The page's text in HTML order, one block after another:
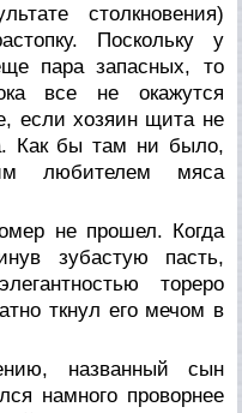
столкновения)
Поскольку у
пара запасных, то
все не окажутся
если хозяин щита не
Как бы там ни было,
любителем мяса
не прошел. Когда
зубастую пасть,
тореро
ткнул его мечом в
названный сын
намного проворнее